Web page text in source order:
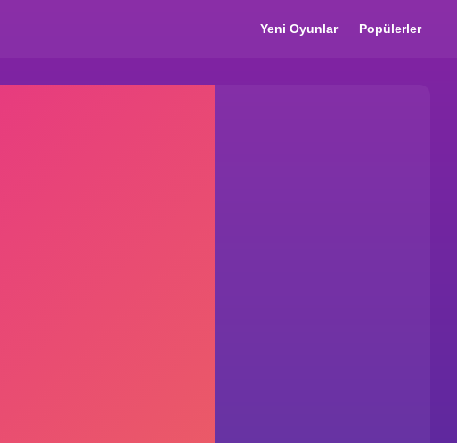
Yeni Oyunlar Popülerler